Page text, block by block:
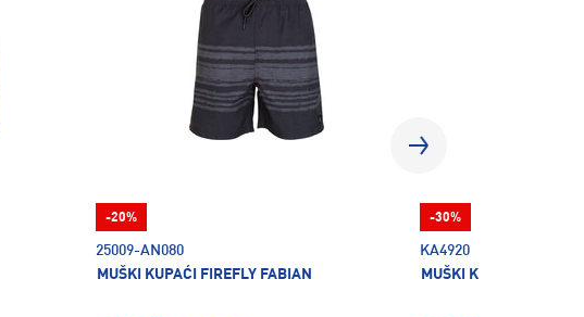
25009-AN080
MUŠKI KUPAĆI FIREFLY FABIAN
-20%
KA4920
MUŠKI KUPAĆI ŠORC
-30%